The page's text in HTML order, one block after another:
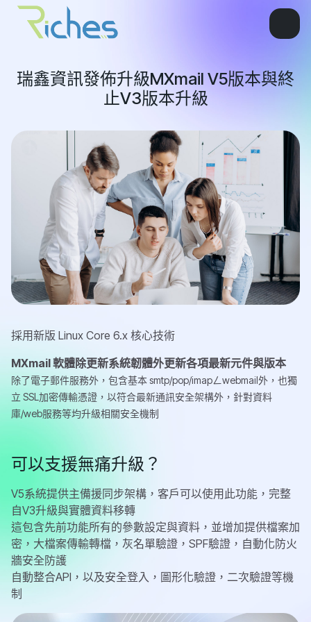
瑞鑫資訊發佈升級MXmail V5版本與終
止V3版本升級
採用新版 Linux Core 6.x 核心技術
MXmail 軟體除更新系統韌體外更新各項最新元件與版本
除了電子郵件服務外，包含基本 smtp/pop/imapㄥwebmail外，也獨
立 SSL加密傳輸憑證，以符合最新通訊安全架構外，針對資料
庫/web服務等均升級相關安全機制
可以支援無痛升級？
V5系統提供主備援同步架構，客戶可以使用此功能，完整
自V3升級與實體資料移轉
這包含先前功能所有的參數設定與資料，並增加提供檔案加
密，大檔案傳輸轉檔，灰名單驗證，SPF驗證，自動化防火
牆安全防護
自動整合API，以及安全登入，圖形化驗證，二次驗證等機
制